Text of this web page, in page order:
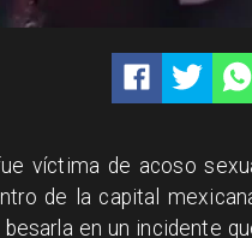
víctima de acoso
de la capital
en un incidente